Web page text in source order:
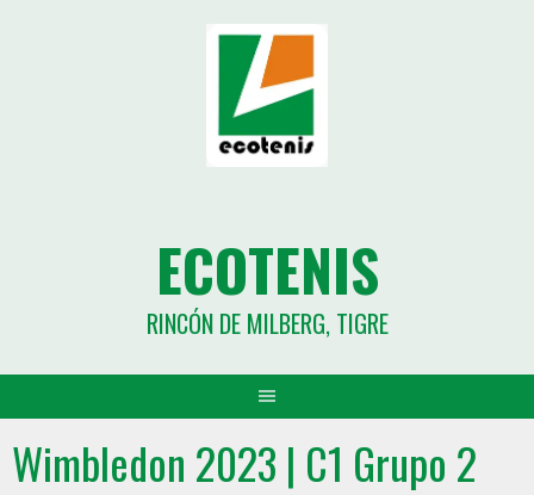
ECOTENIS
RINCÓN DE MILBERG, TIGRE
Wimbledon 2023 | C1 Grupo 2